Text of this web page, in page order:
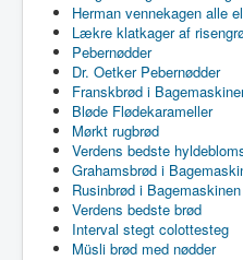
Herman vennekagen alle
Lækre klatkager af
Pebernødder
Dr. Oetker Pebernødder
Franskbrød i
Bløde Flødekarameller
Mørkt rugbrød
Verdens bedste
Grahamsbrød i
Rusinbrød i Bagemaskinen
Verdens bedste brød
Interval stegt colottesteg
Müsli brød med nødder